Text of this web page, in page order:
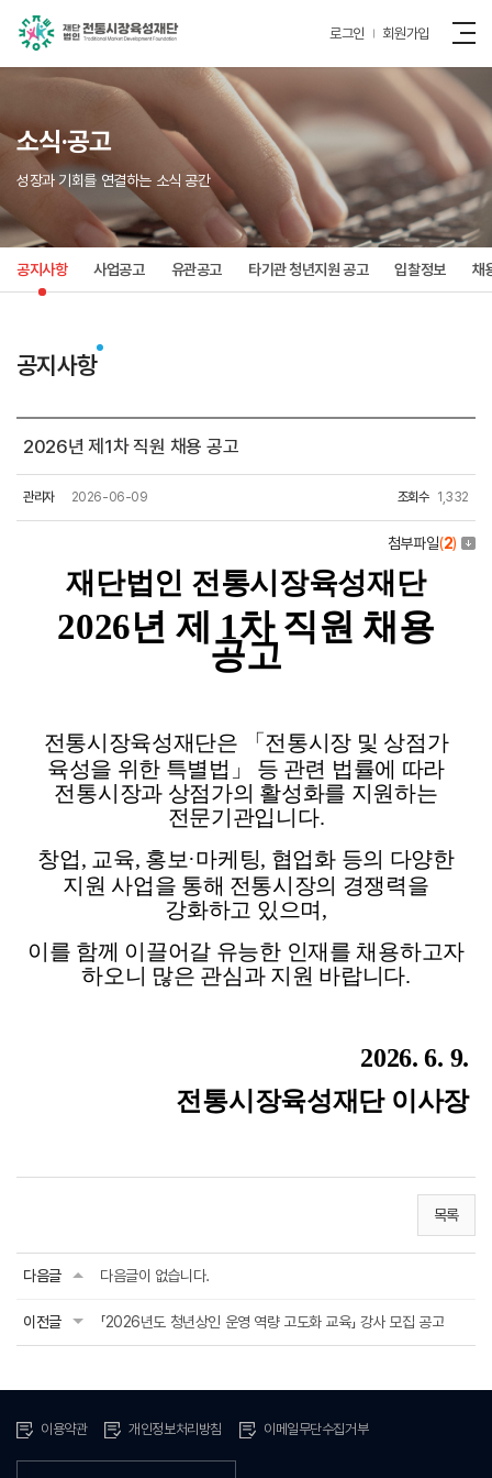
로그인 회원가입
소식·공고
성장과 기회를 연결하는 소식 공간
공지사항 사업공고 유관공고 타기관 청년지원 공고 입찰정보 채
공지사항
2026년 제1차 직원 채용 공고
관리자 2026-06-09 조회수 1,332
첨부파일(2)
재단법인 전통시장육성재단
2026년 제 1차 직원 채용
공고
전통시장육성재단은 「전통시장 및 상점가
육성을 위한 특별법」 등 관련 법률에 따라
전통시장과 상점가의 활성화를 지원하는
전문기관입니다.
창업, 교육, 홍보·마케팅, 협업화 등의 다양한
지원 사업을 통해 전통시장의 경쟁력을
강화하고 있으며 ,
이를 함께 이끌어갈 유능한 인재를 채용하고자
하오니 많은 관심과 지원 바랍니다.
2026. 6. 9.
전통시장육성재단 이사장
목록
다음글 다음글이 없습니다.
이전글 「2026년도 청년상인 운영 역량 고도화 교육」 강사 모집 공고
이용약관 개인정보처리방침 이메일무단수집거부